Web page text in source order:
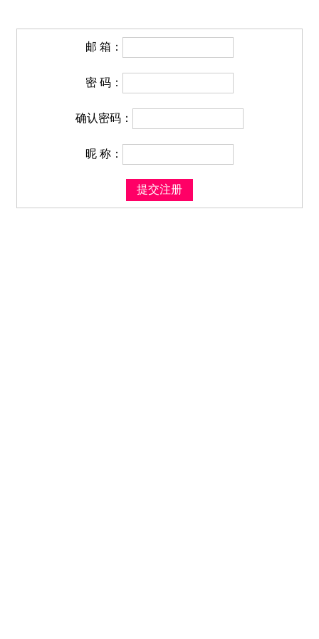
邮 箱：
密 码：
确认密码：
昵 称：